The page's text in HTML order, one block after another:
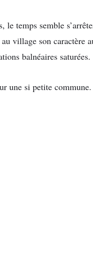
le temps semble
village son caractère
balnéaires saturées.
une si petite